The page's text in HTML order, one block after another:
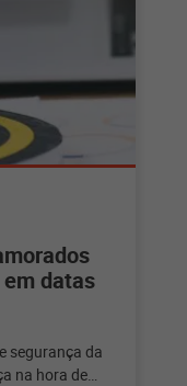
datas
segurança da
na hora de